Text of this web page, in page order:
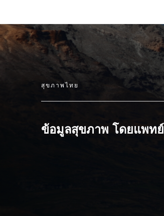
สุขภาพไทย
ข้อมูลสุขภาพ โดยแพทย์